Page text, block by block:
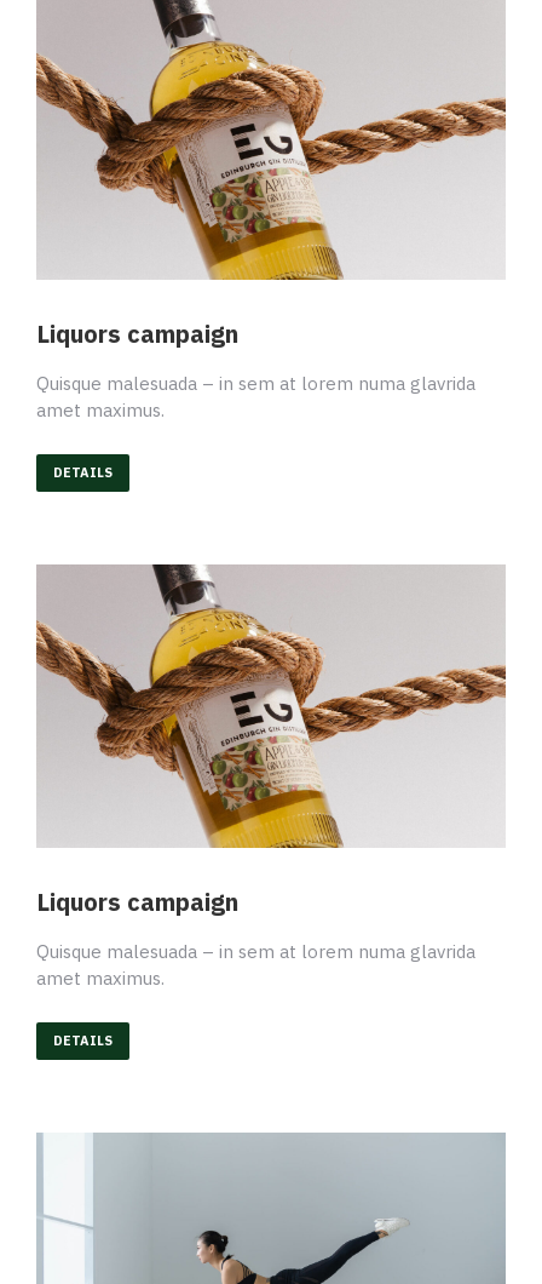
Liquors campaign
Quisque malesuada – in sem at lorem numa glavrida
amet maximus.
DETAILS
Liquors campaign
Quisque malesuada – in sem at lorem numa glavrida
amet maximus.
DETAILS